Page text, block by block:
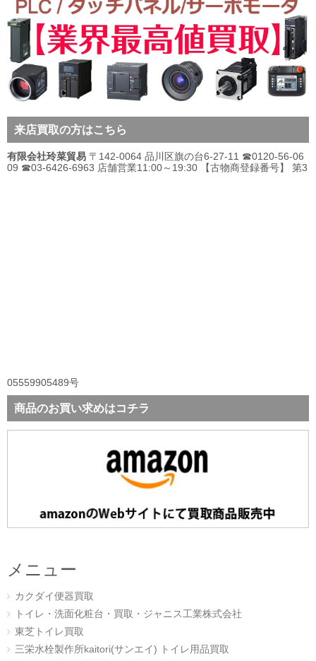
来店買取の方はこちら
有限会社玲菜貿易 〒142-0064 品川区旗の台6-27-11 ☎0120-56-06
09 ☎03-6426-6963 店舗営業11:00～19:30 【古物商登録番号】 第3
05559905489号
商品のお買い求めはコチラ
メニュー
カクダイ便器買取
トイレ・洗面化粧台・買取・ジャニス工業株式会社
東芝トイレ買取
三栄水栓製作所kaitori(サンエイ) トイレ用品買取